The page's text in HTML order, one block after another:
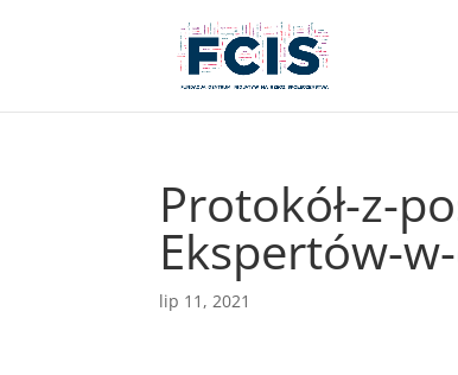
Protokół-z-
Ekspertów-
lip 11, 2021